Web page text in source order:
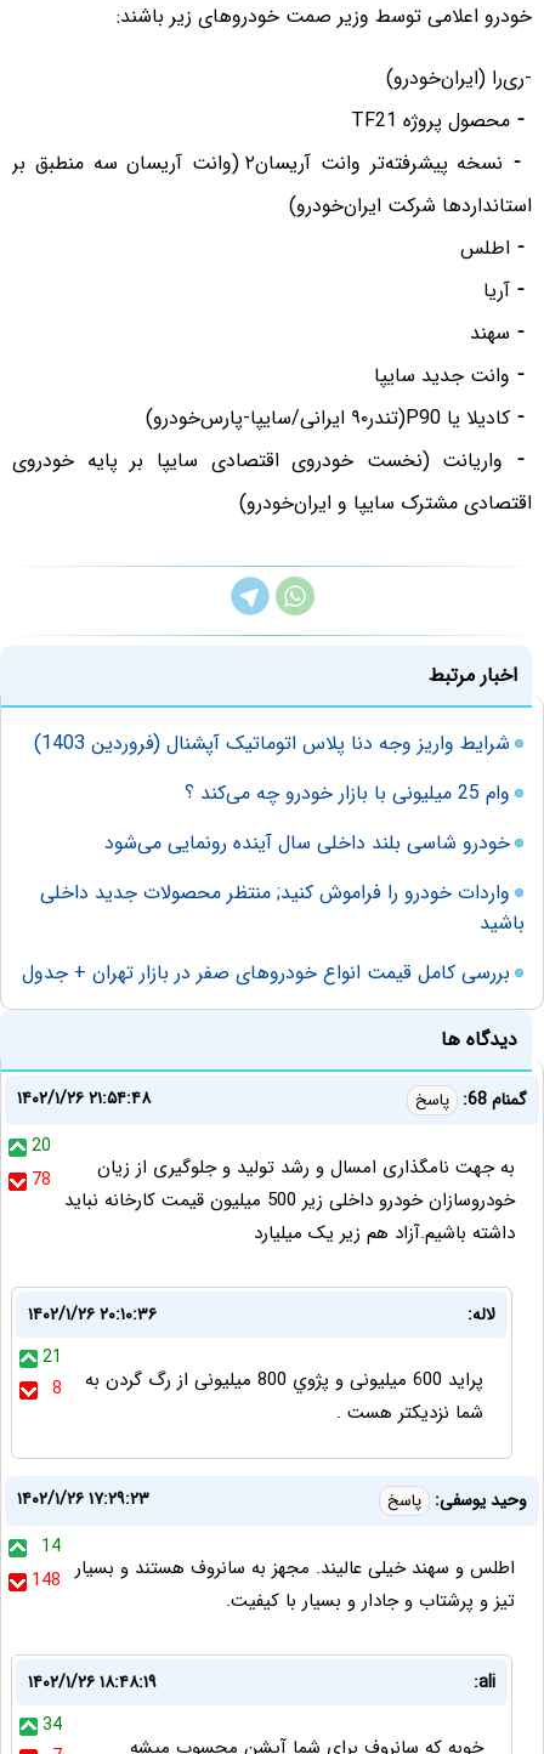
خودرو اعلامی توسط وزیر صمت خودروهای زیر باشند:
-ری‌را (ایران‌خودرو)
⁃ محصول پروژه TF21
⁃ نسخه پیشرفته‌تر وانت آریسان٢ (وانت آریسان سه منطبق بر
استانداردها شرکت ایران‌خودرو)
⁃ اطلس
⁃ آریا
⁃ سهند
⁃ وانت جدید سایپا
⁃ کادیلا یا P90(تندر٩٠ ایرانی/سایپا-پارس‌خودرو)
⁃ واریانت (نخست خودروی اقتصادی سایپا بر پایه خودروی
اقتصادی مشترک سایپا و ایران‌خودرو)
اخبار مرتبط
شرایط واریز وجه دنا پلاس اتوماتیک آپشنال (فروردین 1403)
وام 25 میلیونی با بازار خودرو چه می‌کند ؟
خودرو شاسی بلند داخلی سال آینده رونمایی می‌شود
واردات خودرو را فراموش کنید; منتظر محصولات جدید داخلی
باشید
بررسی کامل قیمت انواع خودروهای صفر در بازار تهران + جدول
دیدگاه ها
گمنام 68: پاسخ
۱۴۰۲/۱/۲۶ ۲۱:۵۴:۴۸
20
78
به جهت نامگذاری امسال و رشد تولید و جلوگیری از زیان
خودروسازان خودرو داخلی زیر 500 میلیون قیمت کارخانه نباید
داشته باشیم.آزاد هم زیر یک میلیارد
لاله:
۱۴۰۲/۱/۲۶ ۲۰:۱۰:۳۶
21
8
پراید 600 میلیونی و پژوي 800 میلیونی از رگ گردن به
شما نزدیکتر هست .
وحید یوسفی: پاسخ
۱۴۰۲/۱/۲۶ ۱۷:۲۹:۲۳
14
148 اطلس و سهند خیلی عالیند. مجهز به سانروف هستند و بسیار
تیز و پرشتاب و جادار و بسیار با کیفیت.
ali:
۱۴۰۲/۱/۲۶ ۱۸:۴۸:۱۹
34
خوبه که سانروف برای شما آپشن محسوب میشه